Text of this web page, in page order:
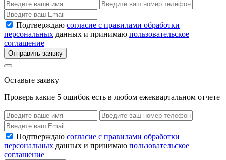
Подтверждаю согласие с правилами обработки
персональных данных и принимаю пользовательское
соглашение
Отправить заявку
Оставьте заявку
Проверь какие 5 ошибок есть в любом ежеквартальном отчете
Подтверждаю согласие с правилами обработки
персональных данных и принимаю пользовательское
соглашение